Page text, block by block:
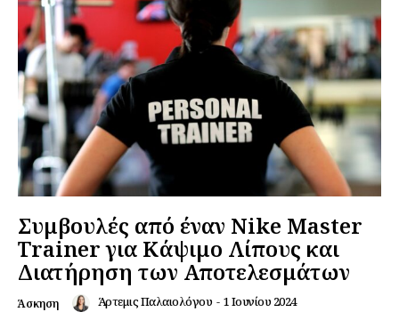
Συμβουλές από έναν Nike Master
Trainer για Κάψιμο Λίπους και
Διατήρηση των Αποτελεσμάτων
Άσκηση Άρτεμις Παλαιολόγου - 1 Ιουνίου 2024